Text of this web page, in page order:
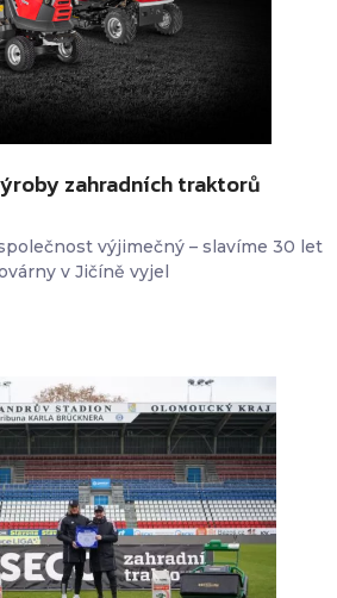
zahradních traktorů
výjimečný – slavíme 30 let
v Jičíně vyjel